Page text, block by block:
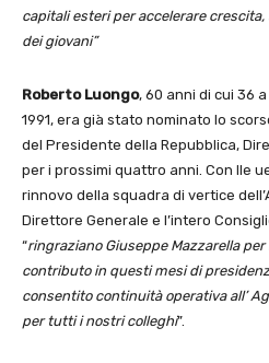
capitali esteri per accelerare
dei giovani”
Roberto Luongo, 60 anni di cui 36
1991, era già stato nominato lo
del Presidente della Repubblica,
per i prossimi quattro anni. Con lle
rinnovo della squadra di vertice
Direttore Generale e l’intero
“ringraziano Giuseppe Mazzarella
contributo in questi mesi di
consentito continuità operativa all’
per tutti i nostri colleghi”.